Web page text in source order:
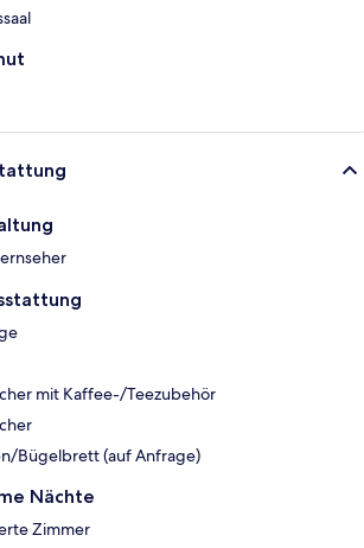
mit Kaffee-/Teezubehör
Bügelbrett (auf Anfrage)
Nächte
Zimmer